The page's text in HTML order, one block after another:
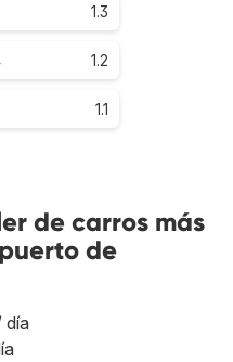
1.3
1.2
1.1
de carros más
de
día